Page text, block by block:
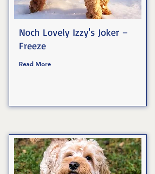
Noch Lovely Izzy's Joker –
Freeze
Read More